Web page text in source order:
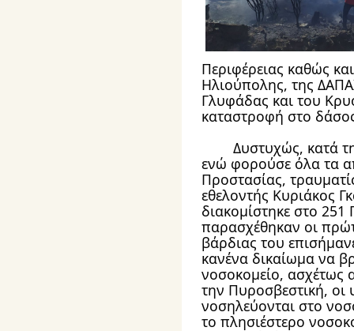
Περιφέρειας καθώς
Ηλιούπολης, της
Γλυφάδας και του
καταστροφή στο
ενώ φορούσε όλα τα
Προστασίας,
εθελοντής Κυριάκος
διακομίστηκε στο 251
παρασχέθηκαν οι
βάρδιας του
κανένα δικαίωμα να
νοσοκομείο, ασχέτως
την Πυροσβεστική, οι
νοσηλεύονται στο
το πλησιέστερο